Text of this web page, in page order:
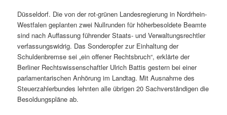
Düsseldorf. Die von der rot-grünen Landesregierung in Nordrhein-
Westfalen geplanten zwei Nullrunden für höherbesoldete Beamte
sind nach Auffassung führender Staats- und Verwaltungsrechtler
verfassungswidrig. Das Sonderopfer zur Einhaltung der
Schuldenbremse sei „ein offener Rechtsbruch“, erklärte der
Berliner Rechtswissenschaftler Ulrich Battis gestern bei einer
parlamentarischen Anhörung im Landtag. Mit Ausnahme des
Steuerzahlerbundes lehnten alle übrigen 20 Sachverständigen die
Besoldungspläne ab.